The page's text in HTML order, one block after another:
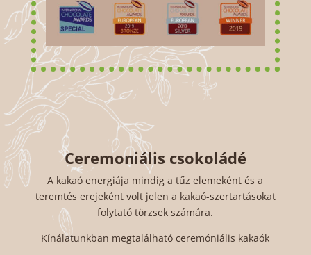
Ceremoniális csokoládé
A kakaó energiája mindig a tűz elemeként és a
teremtés erejeként volt jelen a kakaó-szertartásokat
folytató törzsek számára.
Kínálatunkban megtalálható ceremóniális kakaók